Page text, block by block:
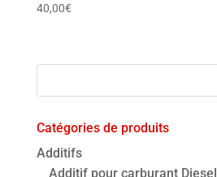
40,00€
Catégories de produits
Additifs
Additif pour carburant Diesel